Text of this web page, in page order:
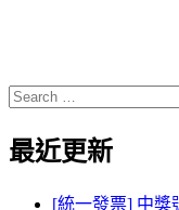
Search
for:
最近更新
[統一發票] 中獎